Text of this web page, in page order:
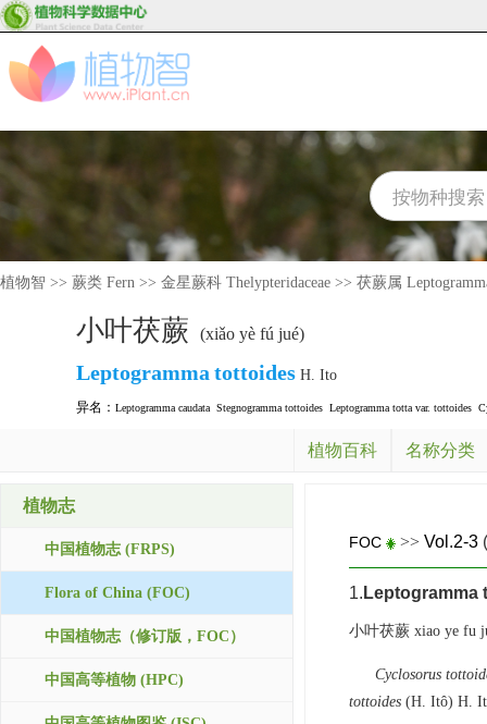
植物智 >> 蕨类 Fern >> 金星蕨科 Thelypteridaceae >> 茯蕨属
小叶茯蕨 (xiǎo yè fú jué)
Leptogramma tottoides H. Ito
异名： Leptogramma caudata Stegnogramma tottoides Leptogramma totta var. tottoides
植物百科 名称分类
植物志
中国植物志 (FRPS)
Flora of China (FOC)
中国植物志（修订版，FOC）
中国高等植物 (HPC)
FOC >> Vol.2-3
1. Leptogramma
小叶茯蕨 xiao ye fu
Cyclosorus
tottoides (H. Itô) H.